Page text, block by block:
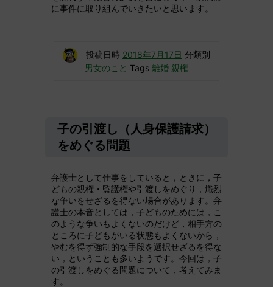
に事件に取り組んでいきたいと思います。
投稿日時 2018年7月17日 分類別
男女のこと Tags 離婚 親権
子の引渡し（人身保護請求）
をめぐる問題
弁護士として仕事をしていると，ときに，子
どもの親権・監護権や引渡しをめぐり，熾烈
な争いをせざるを得ない場合があります。弁
護士の本音としては，子どものためには，こ
のような争いもよくないのだけど，相手方の
ところに子どもがいる状態もよくないから，
やむを得ず強制的な手段を選択せざるを得な
い，ということも多いようです。今回は，子
の引渡しをめぐる問題について，考えてみま
す。